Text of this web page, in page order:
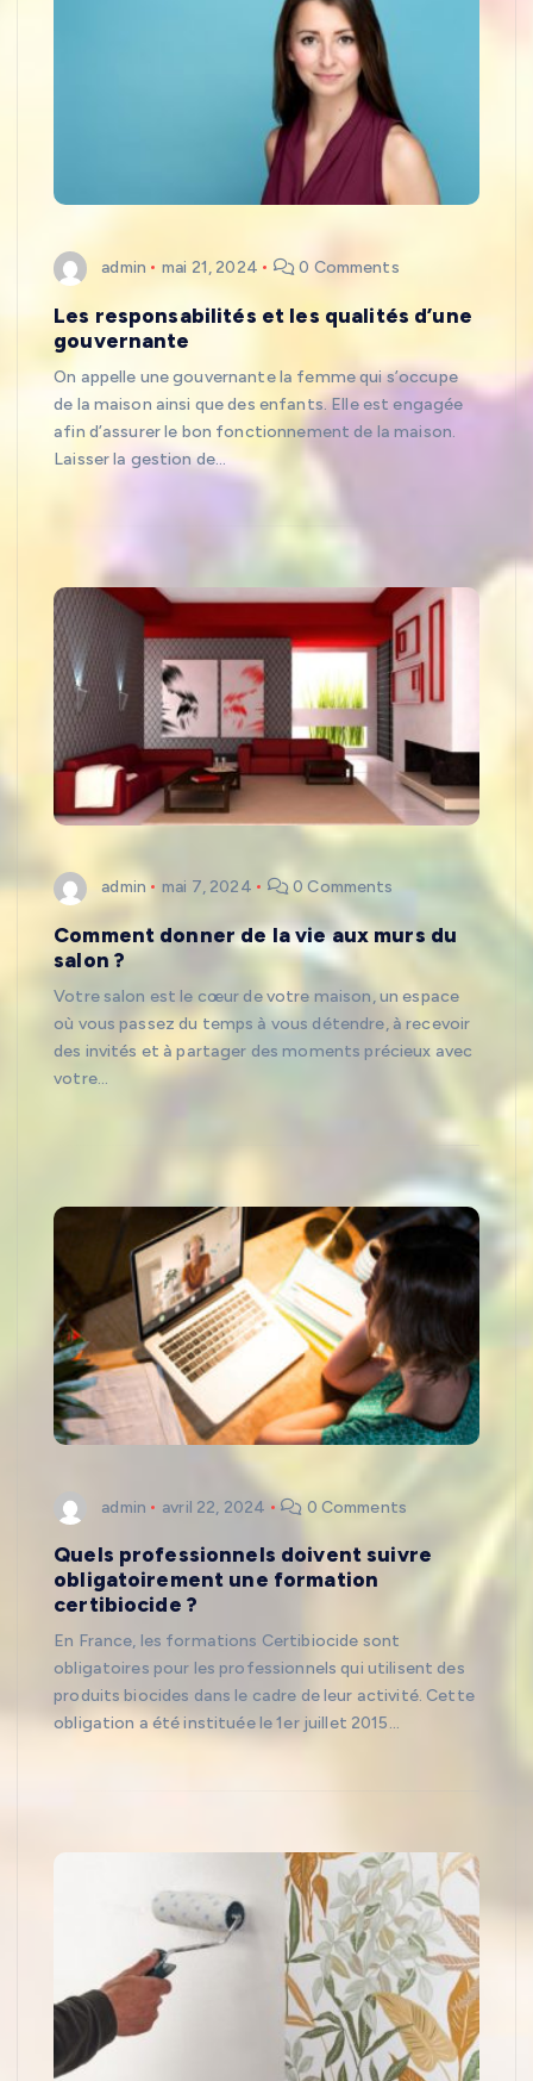
admin mai 21, 2024 0 Comments
Les responsabilités et les qualités d’une
gouvernante
On appelle une gouvernante la femme qui s’occupe
de la maison ainsi que des enfants. Elle est engagée
afin d’assurer le bon fonctionnement de la maison.
Laisser la gestion de…
admin mai 7, 2024 0 Comments
Comment donner de la vie aux murs du
salon ?
Votre salon est le cœur de votre maison, un espace
où vous passez du temps à vous détendre, à recevoir
des invités et à partager des moments précieux avec
votre…
admin avril 22, 2024 0 Comments
Quels professionnels doivent suivre
obligatoirement une formation
certibiocide ?
En France, les formations Certibiocide sont
obligatoires pour les professionnels qui utilisent des
produits biocides dans le cadre de leur activité. Cette
obligation a été instituée le 1er juillet 2015…